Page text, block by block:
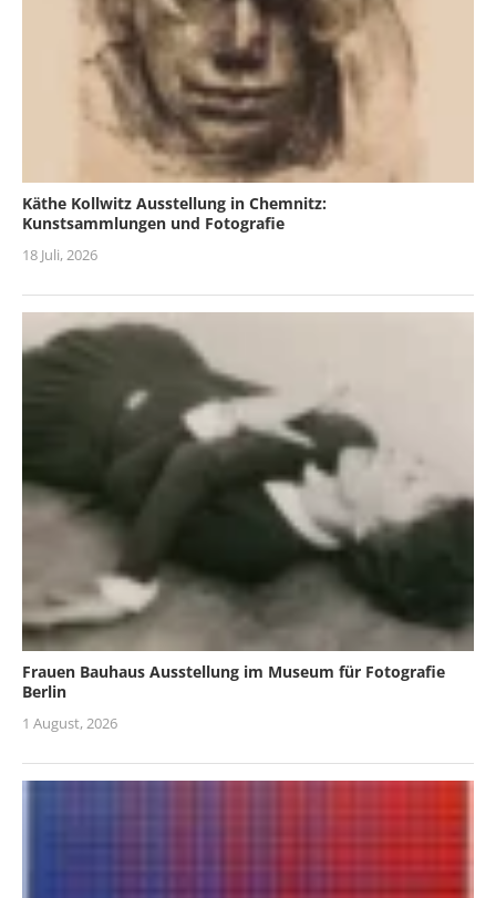
Käthe Kollwitz Ausstellung in Chemnitz:
Kunstsammlungen und Fotografie
18 Juli, 2026
Frauen Bauhaus Ausstellung im Museum für Fotografie
Berlin
1 August, 2026